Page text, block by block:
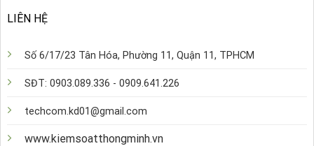
LIÊN HỆ
Số 6/17/23 Tân Hóa, Phường 11, Quận 11, TPHCM
SĐT: 0903.089.336 - 0909.641.226
techcom.kd01@gmail.com
www.kiemsoatthongminh.vn